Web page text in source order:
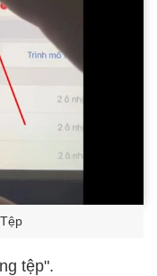
tệp".